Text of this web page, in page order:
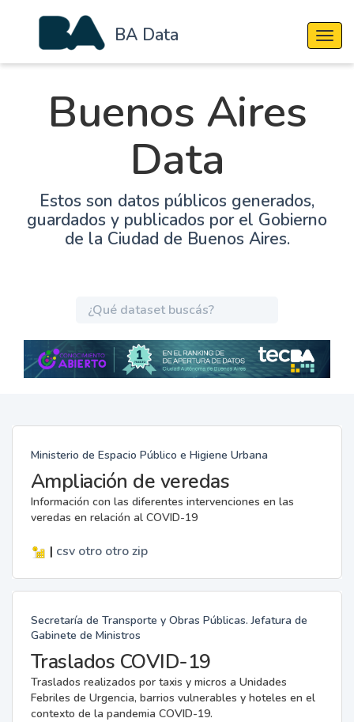
BA Data
Buenos Aires
Data
Estos son datos públicos generados,
guardados y publicados por el Gobierno
de la Ciudad de Buenos Aires.
Ministerio de Espacio Público e Higiene Urbana
Ampliación de veredas
Información con las diferentes intervenciones en las
veredas en relación al COVID-19
| csv otro otro zip
Secretaría de Transporte y Obras Públicas. Jefatura de
Gabinete de Ministros
Traslados COVID-19
Traslados realizados por taxis y micros a Unidades
Febriles de Urgencia, barrios vulnerables y hoteles en el
contexto de la pandemia COVID-19.